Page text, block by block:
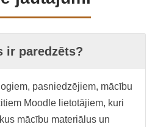
ir paredzēts?
pasniedzējiem, mācību
Moodle lietotājiem, kuri
mācību materiālus un